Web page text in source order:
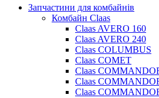
Запчастини для комбайнів
Комбайн Claas
Claas AVERO 160
Claas AVERO 240
Claas COLUMBUS
Claas COMET
Claas
Claas
Claas